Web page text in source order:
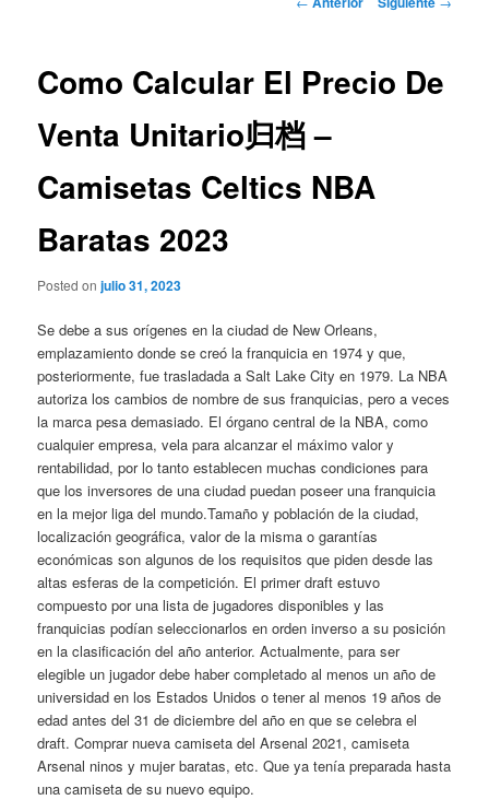
Como Calcular El Precio De
Venta Unitario归档 –
Camisetas Celtics NBA
Baratas 2023
Posted onjulio 31, 2023
Se debe a sus orígenes en la ciudad de New Orleans,
emplazamiento donde se creó la franquicia en 1974 y que,
posteriormente, fue trasladada a Salt Lake City en 1979. La NBA
autoriza los cambios de nombre de sus franquicias, pero a veces
la marca pesa demasiado. El órgano central de la NBA, como
cualquier empresa, vela para alcanzar el máximo valor y
rentabilidad, por lo tanto establecen muchas condiciones para
que los inversores de una ciudad puedan poseer una franquicia
en la mejor liga del mundo.Tamaño y población de la ciudad,
localización geográfica, valor de la misma o garantías
económicas son algunos de los requisitos que piden desde las
altas esferas de la competición. El primer draft estuvo
compuesto por una lista de jugadores disponibles y las
franquicias podían seleccionarlos en orden inverso a su posición
en la clasificación del año anterior. Actualmente, para ser
elegible un jugador debe haber completado al menos un año de
universidad en los Estados Unidos o tener al menos 19 años de
edad antes del 31 de diciembre del año en que se celebra el
draft. Comprar nueva camiseta del Arsenal 2021, camiseta
Arsenal ninos y mujer baratas, etc. Que ya tenía preparada hasta
una camiseta de su nuevo equipo.